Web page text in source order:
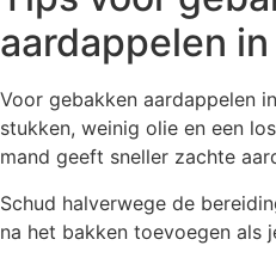
aardappelen
Voor gebakken aardappelen
stukken, weinig olie en een
mand geeft sneller zachte
Schud halverwege de
na het bakken toevoegen als